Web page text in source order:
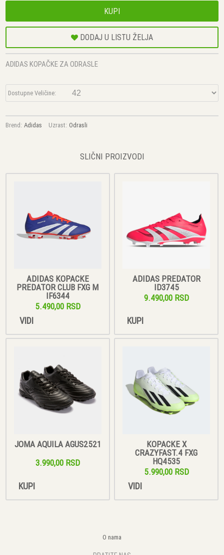
KUPI
DODAJ U LISTU ŽELJA
ADIDAS KOPAČKE ZA ODRASLE
Dostupne Veličine:
Brend: Adidas Uzrast: Odrasli
SLIČNI PROIZVODI
ADIDAS KOPACKE
PREDATOR CLUB FXG M
IF6344
5.490,00 RSD
VIDI
ADIDAS PREDATOR
ID3745
9.490,00 RSD
KUPI
JOMA AQUILA AGUS2521
3.990,00 RSD
KUPI
KOPACKE X
CRAZYFAST.4 FXG
HQ4535
5.990,00 RSD
VIDI
O nama